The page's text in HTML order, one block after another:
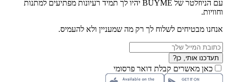
עם הניוזלטר של BUYME יהיו לך תמיד רעיונות מפתיעים למתנות
וחוויות.
אנחנו מבטיחים לשלוח לך רק מה שמעניין ולא להעמיס.
תעדכנו אותי, כן?
כאן מאשרים קבלת דואר פרסומי